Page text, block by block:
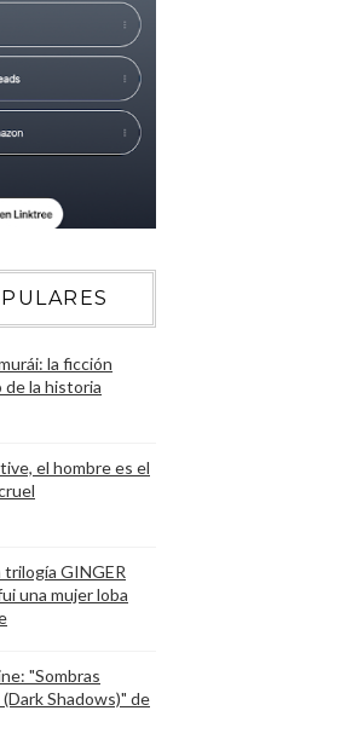
la ficción
de la historia
el hombre es el
trilogía GINGER
una mujer loba
"Sombras
Shadows)" de